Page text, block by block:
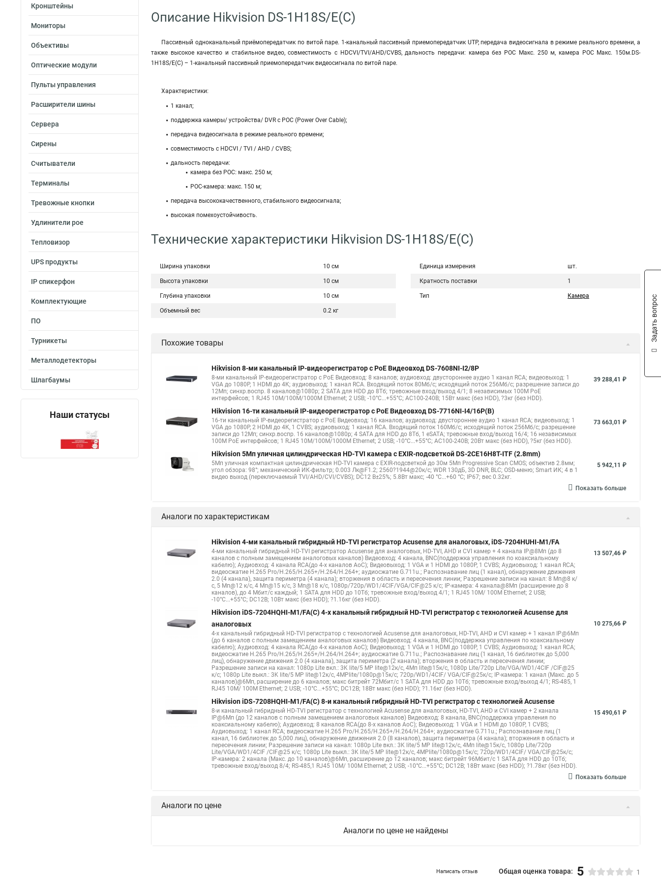
Кронштейны
Мониторы
Объективы
Оптические модули
Пульты управления
Расширители шины
Сервера
Сирены
Считыватели
Терминалы
Тревожные кнопки
Удлинители poe
Тепловизор
UPS продукты
IP спикерфон
Комплектующие
ПО
Турникеты
Металлодетекторы
Шлагбаумы
Наши статусы
Описание Hikvision DS-1H18S/E(C)
Пассивный одноканальный приёмопередатчик по витой паре. 1-канальный пассивный приемопередатчик UTP, передача видеосигнала в режиме реального времени, а
также высокое качество и стабильное видео, совместимость с HDCVI/TVI/AHD/CVBS, дальность передачи: камера без POC Макс. 250 м, камера POC Макс. 150м.DS-
1H18S/E(C) – 1-канальный пассивный приемопередатчик видеосигнала по витой паре.
Характеристики:
1 канал;
поддержка камеры/ устройства/ DVR с POC (Power Over Cable);
передача видеосигнала в режиме реального времени;
совместимость с HDCVI / TVI / AHD / CVBS;
дальность передачи:
камера без POC: макс. 250 м;
POC-камера: макс. 150 м;
передача высококачественного, стабильного видеосигнала;
высокая помехоустойчивость.
Технические характеристики Hikvision DS-1H18S/E(C)
Ширина упаковки 10 см
Высота упаковки 10 см
Глубина упаковки 10 см
Объемный вес 0.2 кг
Единица измерения шт.
Кратность поставки 1
Тип Камера
Похожие товары
Hikvision 8-ми канальный IP-видеорегистратор c PoE Видеовход DS-7608NI-I2/8P
8-ми канальный IP-видеорегистратор c PoE Видеовход: 8 каналов; аудиовход: двустороннее аудио 1 канал RCA; видеовыход: 1
VGA до 1080Р, 1 HDMI до 4К; аудиовыход: 1 канал RCA. Входящий поток 80Мб/с; исходящий поток 256Мб/с; разрешение записи до
12Мп; синхр.воспр. 8 каналов@1080р; 2 SATA для HDD до 8Тб; тревожные вход/выход 4/1; 8 независимых 100M PoE
интерфейсов; 1 RJ45 10M/100M/1000M Ethernet; 2 USB; -10°C...+55°C; AC100-240В; 15Вт макс (без HDD), ?3кг (без HDD).
39 288,41 ₽
Hikvision 16-ти канальный IP-видеорегистратор c PoE Видеовход DS-7716NI-I4/16P(B)
16-ти канальный IP-видеорегистратор c PoE Видеовход: 16 каналов; аудиовход: двустороннее аудио 1 канал RCA; видеовыход: 1
VGA до 1080Р, 2 HDMI до 4К, 1 CVBS; аудиовыход: 1 канал RCA. Входящий поток 160Мб/с; исходящий поток 256Мб/с; разрешение
записи до 12Мп; синхр.воспр. 16 каналов@1080р; 4 SATA для HDD до 8Тб, 1 eSATA; тревожные вход/выход 16/4; 16 независимых
100M PoE интерфейсов; 1 RJ45 10M/100M/1000M Ethernet; 2 USB; -10°C...+55°C; AC100-240В; 20Вт макс (без HDD), ?5кг (без HDD).
73 663,01 ₽
Hikvision 5Мп уличная цилиндрическая HD-TVI камера с EXIR-подсветкой DS-2CE16H8T-ITF (2.8mm)
5Мп уличная компактная цилиндрическая HD-TVI камера с EXIR-подсветкой до 30м 5Мп Progressive Scan CMOS; объектив 2.8мм;
угол обзора: 98°; механический ИК-фильтр; 0.003 Лк@F1.2; 2560?1944@20к/с; WDR 130дБ, 3D DNR, BLC; OSD-меню; Smart ИК; 4 в 1
видео выход (переключаемый TVI/AHD/CVI/CVBS); DC12 В±25%; 5.8Вт макс; -40 °C...+60 °C; IP67; вес 0.32кг.
5 942,11 ₽
Показать больше
Аналоги по характеристикам
Hikvision 4-ми канальный гибридный HD-TVI регистратор Acusense для аналоговых, iDS-7204HUHI-M1/FA
4-ми канальный гибридный HD-TVI регистратор Acusense для аналоговых, HD-TVI, AHD и CVI камер + 4 канала IP@8Мп (до 8
каналов с полным замещением аналоговых каналов) Видеовход: 4 канала, BNC(поддержка управления по коаксиальному
кабелю); Аудиовход: 4 канала RCA(до 4-х каналов AoC); Видеовыход: 1 VGA и 1 HDMI до 1080Р, 1 CVBS; Аудиовыход: 1 канал RCA;
видеосжатие H.265 Pro/H.265/H.265+/H.264/H.264+; аудиосжатие G.711u.; Распознавание лиц (1 канал), обнаружение движения
2.0 (4 канала), защита периметра (4 канала); вторжения в область и пересечения линии; Разрешение записи на канал: 8 Мп@8 к/
с, 5 Мп@12 к/с, 4 Мп@15 к/с, 3 Мп@18 к/с, 1080p/720p/WD1/4CIF/VGA/CIF@25 к/с; IP-камера: 4 канала@8Мп (расширение до 8
каналов), до 4 Мбит/с каждый; 1 SATA для HDD до 10Тб; тревожные вход/выход 4/1; 1 RJ45 10M/ 100M Ethernet; 2 USB;
-10°C...+55°C; DC12В; 10Вт макс (без HDD); ?1.16кг (без HDD).
13 507,46 ₽
Hikvision iDS-7204HQHI-M1/FA(C) 4-х канальный гибридный HD-TVI регистратор с технологией Acusense для
аналоговых
4-х канальный гибридный HD-TVI регистратор с технологией Acusense для аналоговых, HD-TVI, AHD и CVI камер + 1 канал IP@6Мп
(до 6 каналов с полным замещением аналоговых каналов) Видеовход: 4 канала, BNC(поддержка управления по коаксиальному
кабелю); Аудиовход: 4 канала RCA(до 4-х каналов AoC); Видеовыход: 1 VGA и 1 HDMI до 1080Р, 1 CVBS; Аудиовыход: 1 канал RCA;
видеосжатие H.265 Pro/H.265/H.265+/H.264/H.264+; аудиосжатие G.711u.; Распознавание лиц (1 канал, 16 библиотек до 5,000
лиц), обнаружение движения 2.0 (4 канала), защита периметра (2 канала); вторжения в область и пересечения линии;
Разрешение записи на канал: 1080p Lite вкл.: 3K lite/5 MP lite@12к/с, 4Мп lite@15к/с, 1080p Lite/720p Lite/VGA/WD1/4CIF /CIF@25
к/с; 1080p Lite выкл.: 3K lite/5 MP lite@12к/с, 4MPlite/1080p@15к/с; 720p/WD1/4CIF/ VGA/CIF@25к/с; IP-камера: 1 канал (Макс. до 5
каналов)@6Мп, расширение до 6 каналов; макс битрейт 72Мбит/с 1 SATA для HDD до 10Тб; тревожные вход/выход 4/1; RS-485, 1
RJ45 10M/ 100M Ethernet; 2 USB; -10°C...+55°C; DC12В; 18Вт макс (без HDD); ?1.16кг (без HDD).
10 275,66 ₽
Hikvision iDS-7208HQHI-M1/FA(C) 8-и канальный гибридный HD-TVI регистратор с технологией Acusense
8-и канальный гибридный HD-TVI регистратор с технологией Acusense для аналоговых, HD-TVI, AHD и CVI камер + 2 канала
IP@6Мп (до 12 каналов с полным замещением аналоговых каналов) Видеовход: 8 канала, BNC(поддержка управления по
коаксиальному кабелю); Аудиовход: 8 каналов RCA(до 8-х каналов AoC); Видеовыход: 1 VGA и 1 HDMI до 1080Р, 1 CVBS;
Аудиовыход: 1 канал RCA; видеосжатие H.265 Pro/H.265/H.265+/H.264/H.264+; аудиосжатие G.711u.; Распознавание лиц (1
канал, 16 библиотек до 5,000 лиц), обнаружение движения 2.0 (8 каналов), защита периметра (4 канала); вторжения в область и
пересечения линии; Разрешение записи на канал: 1080p Lite вкл.: 3K lite/5 MP lite@12к/с, 4Мп lite@15к/с, 1080p Lite/720p
Lite/VGA/WD1/4CIF /CIF@25 к/с; 1080p Lite выкл.: 3K lite/5 MP lite@12к/с, 4MPlite/1080p@15к/с; 720p/WD1/4CIF/ VGA/CIF@25к/с;
IP-камера: 2 канала (Макс. до 10 каналов)@6Мп, расширение до 12 каналов; макс битрейт 96Мбит/с 1 SATA для HDD до 10Тб;
тревожные вход/выход 8/4; RS-485,1 RJ45 10M/ 100M Ethernet; 2 USB; -10°C...+55°C; DC12В; 18Вт макс (без HDD); ?1.78кг (без HDD).
15 490,61 ₽
Показать больше
Аналоги по цене
Аналоги по цене не найдены
Написать отзыв Общая оценка товара: 5 1
Задать вопрос